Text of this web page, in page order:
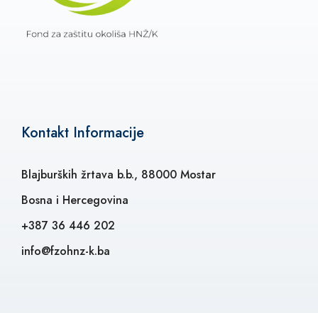
Kontakt Informacije
Blajburških žrtava b.b., 88000 Mostar
Bosna i Hercegovina
+387 36 446 202
info@fzohnz-k.ba